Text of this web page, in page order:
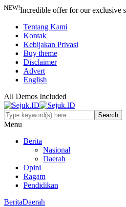
NEW!Incredible offer for our exclusive
Tentang Kami
Kontak
Kebijakan Privasi
Buy theme
Disclaimer
Advert
English
All Demos Included
Menu
Berita
Nasional
Daerah
Opini
Ragam
Pendidikan
BeritaDaerah